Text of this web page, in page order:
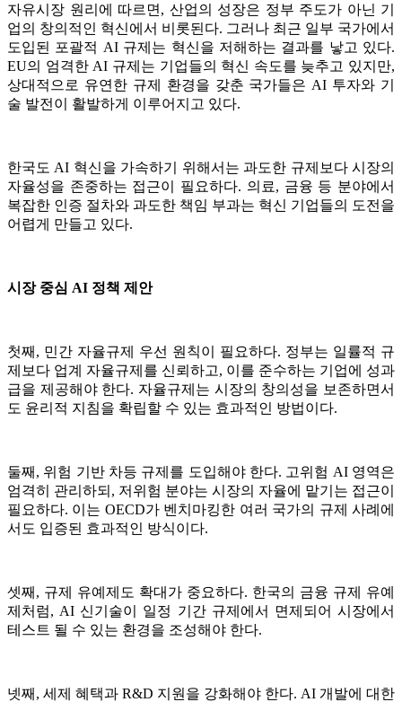
자유시장 원리에 따르면, 산업의 성장은 정부 주도가 아닌 기
업의 창의적인 혁신에서 비롯된다. 그러나 최근 일부 국가에서
도입된 포괄적 AI 규제는 혁신을 저해하는 결과를 낳고 있다.
EU의 엄격한 AI 규제는 기업들의 혁신 속도를 늦추고 있지만,
상대적으로 유연한 규제 환경을 갖춘 국가들은 AI 투자와 기
술 발전이 활발하게 이루어지고 있다.
한국도 AI 혁신을 가속하기 위해서는 과도한 규제보다 시장의
자율성을 존중하는 접근이 필요하다. 의료, 금융 등 분야에서
복잡한 인증 절차와 과도한 책임 부과는 혁신 기업들의 도전을
어렵게 만들고 있다.
시장 중심 AI 정책 제안
첫째, 민간 자율규제 우선 원칙이 필요하다. 정부는 일률적 규
제보다 업계 자율규제를 신뢰하고, 이를 준수하는 기업에 성과
급을 제공해야 한다. 자율규제는 시장의 창의성을 보존하면서
도 윤리적 지침을 확립할 수 있는 효과적인 방법이다.
둘째, 위험 기반 차등 규제를 도입해야 한다. 고위험 AI 영역은
엄격히 관리하되, 저위험 분야는 시장의 자율에 맡기는 접근이
필요하다. 이는 OECD가 벤치마킹한 여러 국가의 규제 사례에
서도 입증된 효과적인 방식이다.
셋째, 규제 유예제도 확대가 중요하다. 한국의 금융 규제 유예
제처럼, AI 신기술이 일정 기간 규제에서 면제되어 시장에서
테스트 될 수 있는 환경을 조성해야 한다.
넷째, 세제 혜택과 R&D 지원을 강화해야 한다. AI 개발에 대한